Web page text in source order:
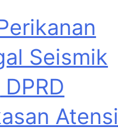
Seismik
Atensi